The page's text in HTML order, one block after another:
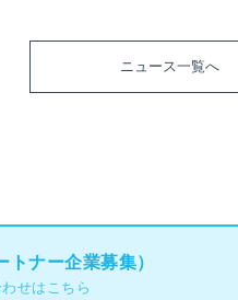
ニュース一覧へ
トナー企業募集）
せはこちら